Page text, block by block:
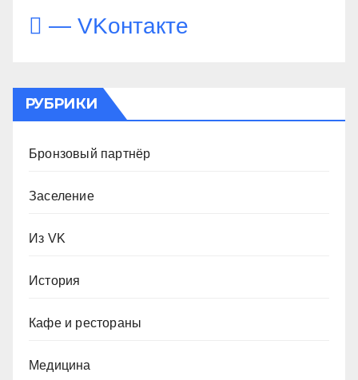
— VKонтакте
РУБРИКИ
Бронзовый партнёр
Заселение
Из VK
История
Кафе и рестораны
Медицина